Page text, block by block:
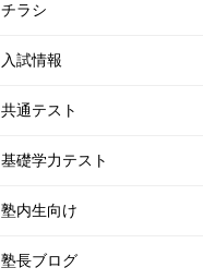
チラシ
入試情報
共通テスト
基礎学力テスト
塾内生向け
塾長ブログ